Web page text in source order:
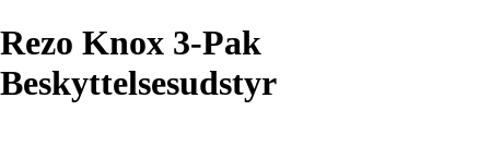
Rezo Knox 3-Pak
Beskyttelsesudstyr